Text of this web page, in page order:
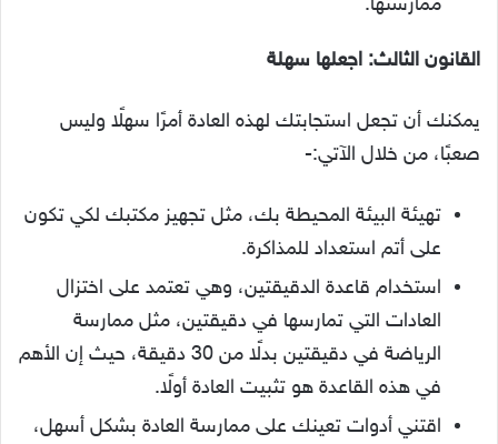
ممارستها.
القانون الثالث: اجعلها سهلة
يمكنك أن تجعل استجابتك لهذه العادة أمرًا سهلًا وليس
صعبًا، من خلال الآتي:-
تهيئة البيئة المحيطة بك، مثل تجهيز مكتبك لكي تكون
على أتم استعداد للمذاكرة.
استخدام قاعدة الدقيقتين، وهي تعتمد على اختزال
العادات التي تمارسها في دقيقتين، مثل ممارسة
الرياضة في دقيقتين بدلًا من 30 دقيقة، حيث إن الأهم
في هذه القاعدة هو تثبيت العادة أولًا.
اقتني أدوات تعينك على ممارسة العادة بشكل أسهل،